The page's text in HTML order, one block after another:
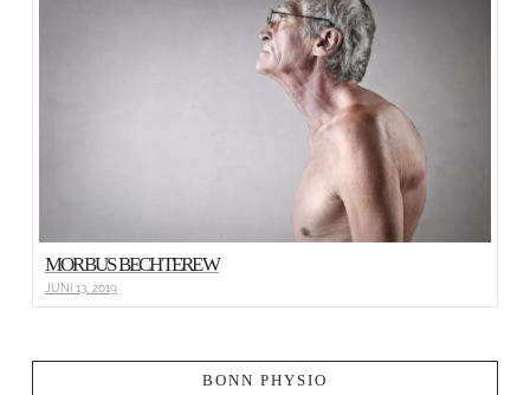
MORBUS BECHTEREW
JUNI 13, 2019
BONN PHYSIO